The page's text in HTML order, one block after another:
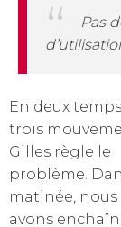
Pas
En deux temps
trois
Gilles règle le
problème.
matinée, nous
avons